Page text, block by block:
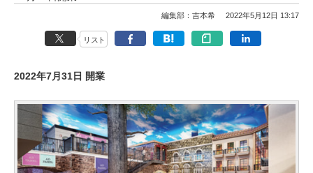
編集部：吉本希 2022年5月12日 13:17
リスト
2022年7月31日 開業